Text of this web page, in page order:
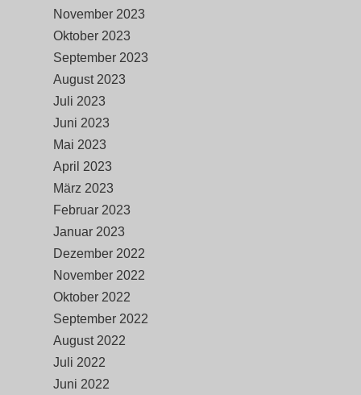
November 2023
Oktober 2023
September 2023
August 2023
Juli 2023
Juni 2023
Mai 2023
April 2023
März 2023
Februar 2023
Januar 2023
Dezember 2022
November 2022
Oktober 2022
September 2022
August 2022
Juli 2022
Juni 2022